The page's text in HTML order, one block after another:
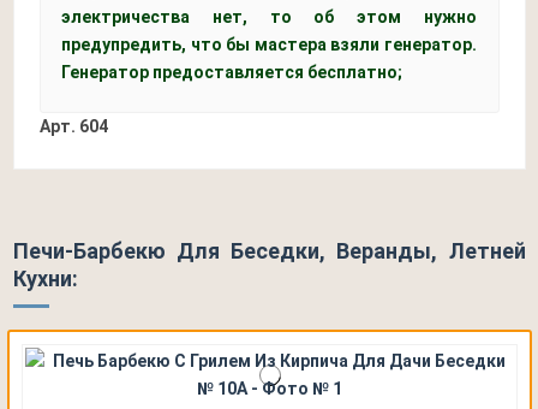
электричества нет, то об этом нужно
предупредить, что бы мастера взяли генератор.
Генератор предоставляется бесплатно;
Арт. 604
Печи-Барбекю Для Беседки, Веранды, Летней
Кухни: